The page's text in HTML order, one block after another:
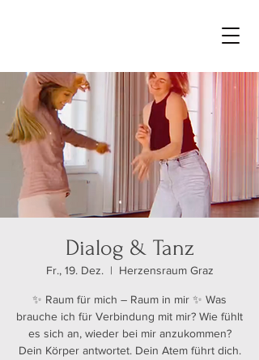
Dialog & Tanz
Fr., 19. Dez.
  |
Herzensraum Graz
✨ Raum für mich – Raum in mir ✨ Was
brauche ich für Verbindung mit mir? Wie fühlt
es sich an, wieder bei mir anzukommen?
Dein Körper antwortet. Dein Atem führt dich.